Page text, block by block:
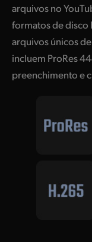
arquivos no
formatos de disco
arquivos únicos
incluem ProRes
preenchimento e